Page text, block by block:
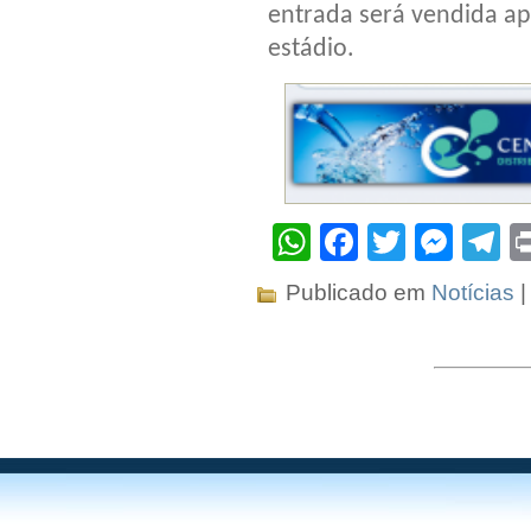
entrada será vendida
estádio.
WhatsApp
Facebook
Twitter
Publicado em Notícias